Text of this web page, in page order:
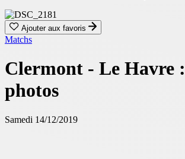
Ajouter aux favoris
Matchs
Clermont - Le Havre
photos
Samedi 14/12/2019